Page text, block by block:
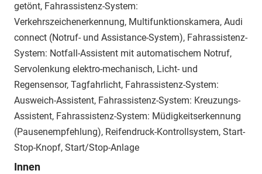
getönt, Fahrassistenz-System:
Verkehrszeichenerkennung, Multifunktionskamera, Audi
connect (Notruf- und Assistance-System), Fahrassistenz-
System: Notfall-Assistent mit automatischem Notruf,
Servolenkung elektro-mechanisch, Licht- und
Regensensor, Tagfahrlicht, Fahrassistenz-System:
Ausweich-Assistent, Fahrassistenz-System: Kreuzungs-
Assistent, Fahrassistenz-System: Müdigkeitserkennung
(Pausenempfehlung), Reifendruck-Kontrollsystem, Start-
Stop-Knopf, Start/Stop-Anlage
Innen